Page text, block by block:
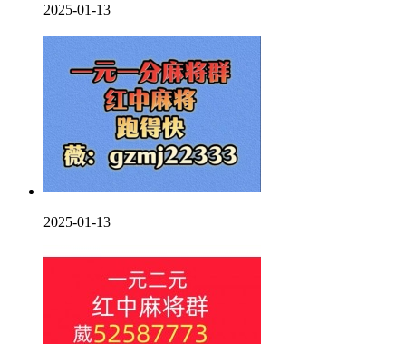
2025-01-13
2025-01-13